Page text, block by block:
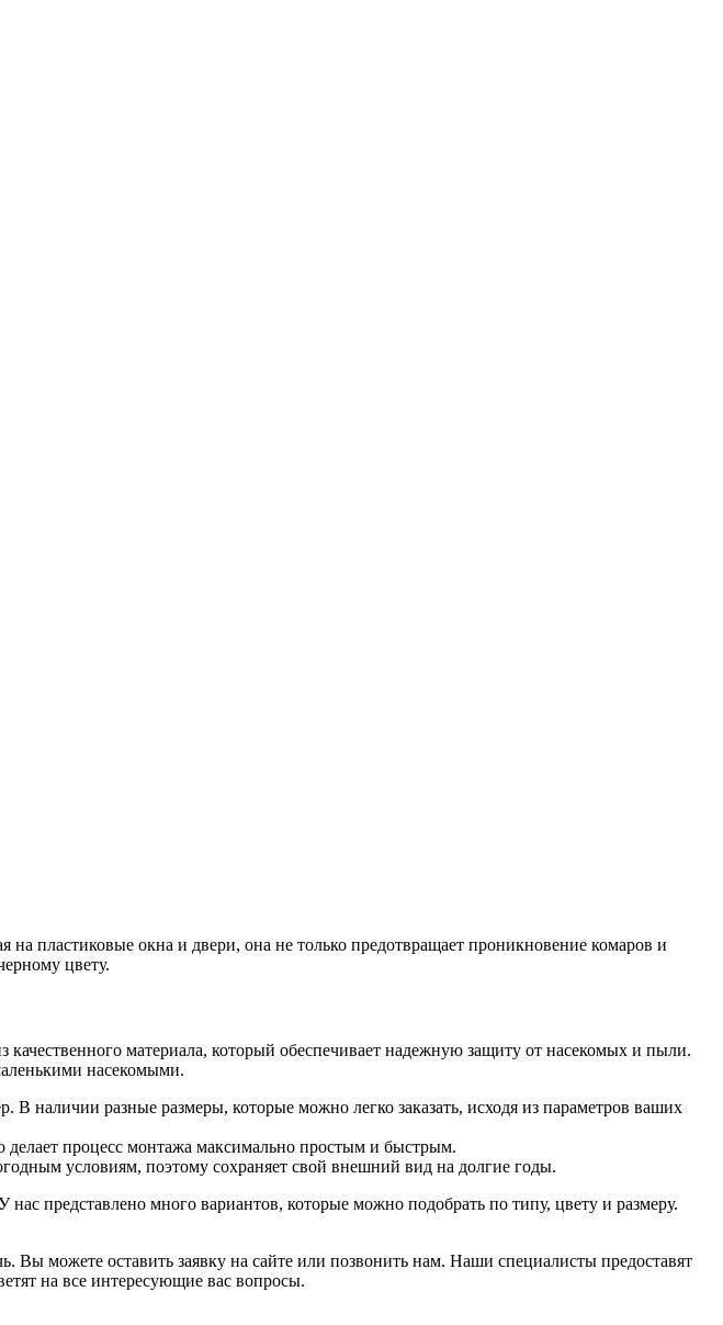
пластиковые окна и двери, она не только предотвращает проникновение комаров и
цвету.
материала, который обеспечивает надежную защиту от насекомых и пыли.
насекомыми.
наличии разные размеры, которые можно легко заказать, исходя из параметров ваших
процесс монтажа максимально простым и быстрым.
условиям, поэтому сохраняет свой внешний вид на долгие годы.
представлено много вариантов, которые можно подобрать по типу, цвету и размеру.
можете оставить заявку на сайте или позвонить нам. Наши специалисты предоставят
на все интересующие вас вопросы.